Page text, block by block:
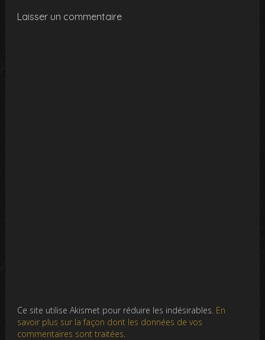
Laisser un commentaire
Ce site utilise Akismet pour réduire les indésirables. En
savoir plus sur la façon dont les données de vos
commentaires sont traitées.